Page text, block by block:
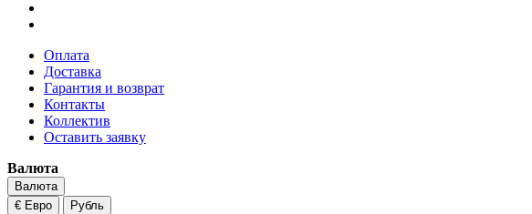
Оплата
Доставка
Гарантия и возврат
Контакты
Коллектив
Оставить заявку
Валюта
Валюта
€ Евро
Рубль